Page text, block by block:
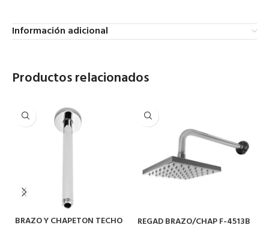
Información adicional
Productos relacionados
BRAZO Y CHAPETON TECHO
REGAD BRAZO/CHAP F-4513B